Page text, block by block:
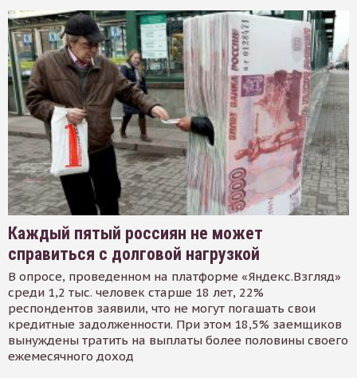
Каждый пятый россиян не может
справиться с долговой нагрузкой
В опросе, проведенном на платформе «Яндекс.Взгляд»
среди 1,2 тыс. человек старше 18 лет, 22%
респондентов заявили, что не могут погашать свои
кредитные задолженности. При этом 18,5% заемщиков
вынуждены тратить на выплаты более половины своего
ежемесячного доход